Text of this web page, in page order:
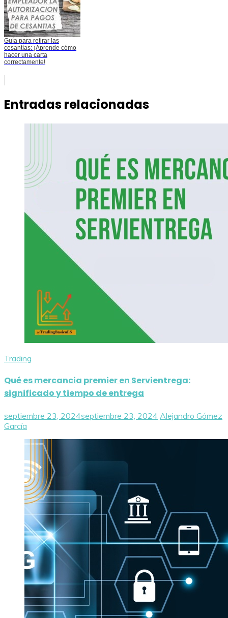
Guía para retirar las
cesantías: ¡Aprende cómo
hacer una carta
correctamente!
Entradas relacionadas
Trading
Qué es mercancia premier en Servientrega:
significado y tiempo de entrega
septiembre 23, 2024septiembre 23, 2024 Alejandro Gómez
García